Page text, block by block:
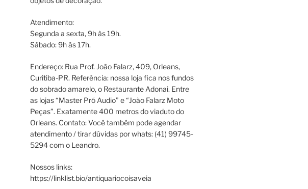
Atendimento:
Segunda a sexta, 9h às 19h.
Sábado: 9h às 17h.
Endereço: Rua Prof. João Falarz, 409, Orleans,
Curitiba-PR. Referência: nossa loja fica nos fundos
do sobrado amarelo, o Restaurante Adonai. Entre
as lojas “Master Pró Audio” e “João Falarz Moto
Peças”. Exatamente 400 metros do viaduto do
Orleans. Contato: Você também pode agendar
atendimento / tirar dúvidas por whats: (41) 99745-
5294 com o Leandro.
Nossos links:
https://linklist.bio/antiquariocoisaveia